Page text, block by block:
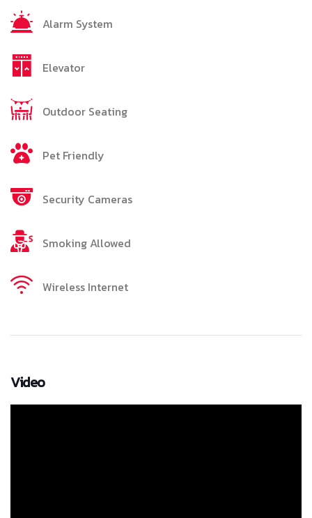
Alarm System
Elevator
Outdoor Seating
Pet Friendly
Security Cameras
Smoking Allowed
Wireless Internet
Video